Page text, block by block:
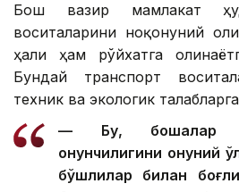
Бош вазир мамлакат
воситаларини ноқонуний
ҳали ҳам рўйхатга
Бундай транспорт
техник ва экологик
— Бу, бошқалар
қонунчилигини қонуний
бўшлиқлар билан